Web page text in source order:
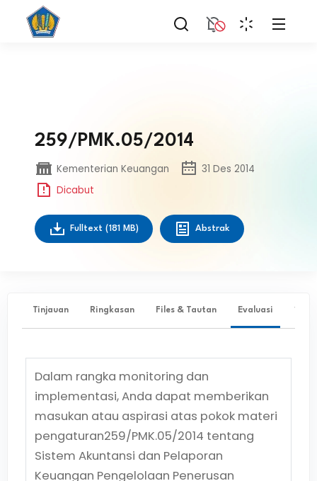
259/PMK.05/2014
Kementerian Keuangan
31 Des 2014
Dicabut
Fulltext (181 MB) Abstrak
Tinjauan Ringkasan Files & Tautan Evaluasi ✨
Dalam rangka monitoring dan
implementasi, Anda dapat memberikan
masukan atau aspirasi atas pokok materi
pengaturan259/PMK.05/2014 tentang
Sistem Akuntansi dan Pelaporan
Keuangan Pengelolaan Penerusan